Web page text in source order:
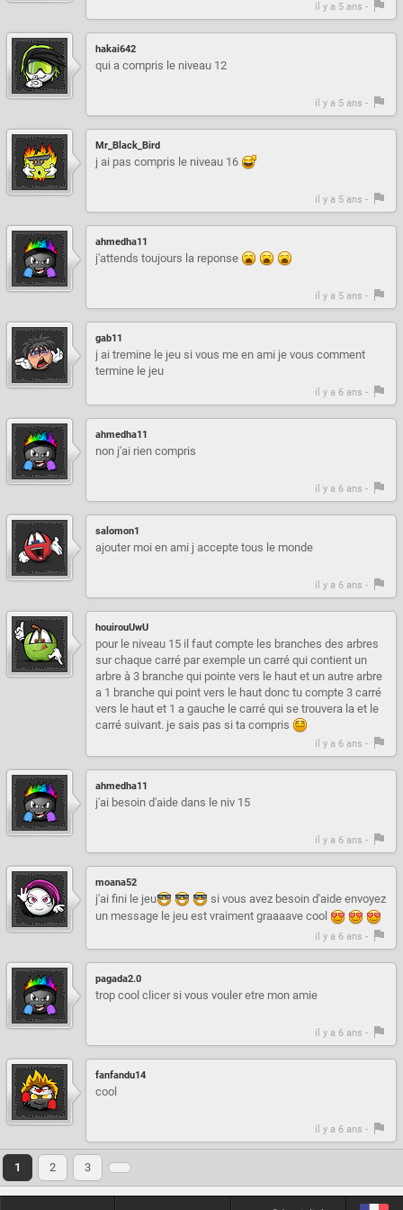
il y a 5 ans -
hakai642
qui a compris le niveau 12
il y a 5 ans -
Mr_Black_Bird
j ai pas compris le niveau 16
il y a 5 ans -
ahmedha11
j'attends toujours la reponse
il y a 5 ans -
gab11
j ai tremine le jeu si vous me en ami je vous comment
termine le jeu
il y a 6 ans -
ahmedha11
non j'ai rien compris
il y a 6 ans -
salomon1
ajouter moi en ami j accepte tous le monde
il y a 6 ans -
houirouUwU
pour le niveau 15 il faut compte les branches des arbres
sur chaque carré par exemple un carré qui contient un
arbre à 3 branche qui pointe vers le haut et un autre arbre
a 1 branche qui point vers le haut donc tu compte 3 carré
vers le haut et 1 a gauche le carré qui se trouvera la et le
carré suivant. je sais pas si ta compris
il y a 6 ans -
ahmedha11
j'ai besoin d'aide dans le niv 15
il y a 6 ans -
moana52
j'ai fini le jeu
si vous avez besoin d'aide envoyez
un message le jeu est vraiment graaaave cool
il y a 6 ans -
pagada2.0
trop cool clicer si vous vouler etre mon amie
il y a 6 ans -
fanfandu14
cool
il y a 6 ans -
1 2 3